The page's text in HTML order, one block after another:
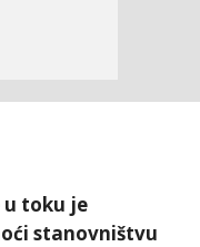
u toku je
stanovništvu